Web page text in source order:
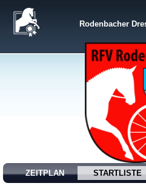
Rodenbacher
ZEITPLAN STARTLISTE